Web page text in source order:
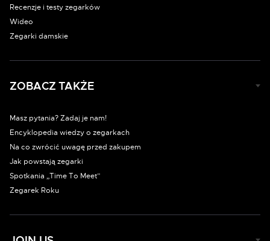
Recenzje i testy zegarków
Wideo
Zegarki damskie
ZOBACZ TAKŻE
Masz pytania? Zadaj je nam!
Encyklopedia wiedzy o zegarkach
Na co zwrócić uwagę przed zakupem
Jak powstają zegarki
Spotkania „Time To Meet”
Zegarek Roku